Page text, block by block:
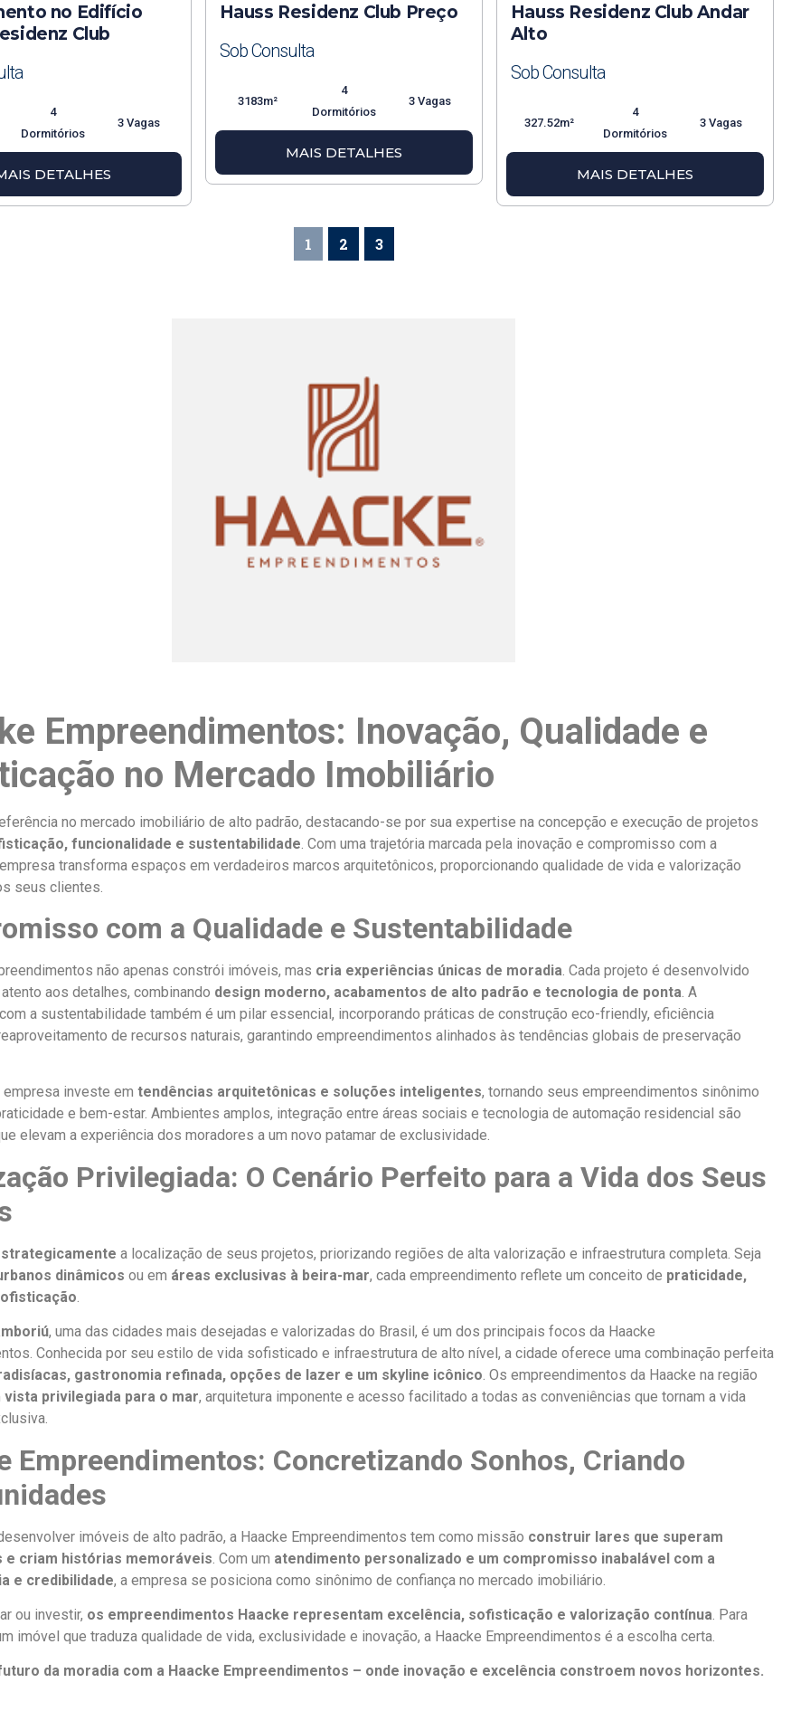
no Edifício
Club
4
Dormitórios
3 Vagas
DETALHES
Hauss Residenz Club Preço
Sob Consulta
3183m²
4
Dormitórios
3 Vagas
MAIS DETALHES
Hauss Residenz Club Andar
Alto
Sob Consulta
327.52m²
4
Dormitórios
3 Vagas
MAIS DETALHES
1 2 3
Empreendimentos: Inovação, Qualidade e
no Mercado Imobiliário
no mercado imobiliário de alto padrão, destacando-se por sua expertise na concepção e execução de projetos
funcionalidade e sustentabilidade . Com uma trajetória marcada pela inovação e compromisso com a
transforma espaços em verdadeiros marcos arquitetônicos, proporcionando qualidade de vida e valorização
seus clientes.
com a Qualidade e Sustentabilidade
não apenas constrói imóveis, mas cria experiências únicas de moradia. Cada projeto é desenvolvido
aos detalhes, combinando design moderno, acabamentos de alto padrão e tecnologia de ponta. A
a sustentabilidade também é um pilar essencial, incorporando práticas de construção eco-friendly, eficiência
de recursos naturais, garantindo empreendimentos alinhados às tendências globais de preservação
investe em tendências arquitetônicas e soluções inteligentes, tornando seus empreendimentos sinônimo
e bem-estar. Ambientes amplos, integração entre áreas sociais e tecnologia de automação residencial são
elevam a experiência dos moradores a um novo patamar de exclusividade.
Privilegiada: O Cenário Perfeito para a Vida dos Seus
a localização de seus projetos, priorizando regiões de alta valorização e infraestrutura completa. Seja
dinâmicos ou em áreas exclusivas à beira-mar, cada empreendimento reflete um conceito de praticidade,
.
, uma das cidades mais desejadas e valorizadas do Brasil, é um dos principais focos da Haacke
Conhecida por seu estilo de vida sofisticado e infraestrutura de alto nível, a cidade oferece uma combinação perfeita
gastronomia refinada, opções de lazer e um skyline icônico. Os empreendimentos da Haacke na região
vista privilegiada para o mar, arquitetura imponente e acesso facilitado a todas as conveniências que tornam a vida
Empreendimentos: Concretizando Sonhos, Criando
imóveis de alto padrão, a Haacke Empreendimentos tem como missão construir lares que superam
e criam histórias memoráveis . Com um atendimento personalizado e um compromisso inabalável com a
e credibilidade, a empresa se posiciona como sinônimo de confiança no mercado imobiliário.
ou investir, os empreendimentos Haacke representam excelência, sofisticação e valorização contínua. Para
imóvel que traduza qualidade de vida, exclusividade e inovação, a Haacke Empreendimentos é a escolha certa.
da moradia com a Haacke Empreendimentos – onde inovação e excelência constroem novos horizontes.